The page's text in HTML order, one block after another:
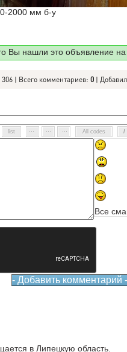
2000 мм б-у
Вы нашли это объявление
| Всего комментариев: 0 |
Все
в Липецкую область.